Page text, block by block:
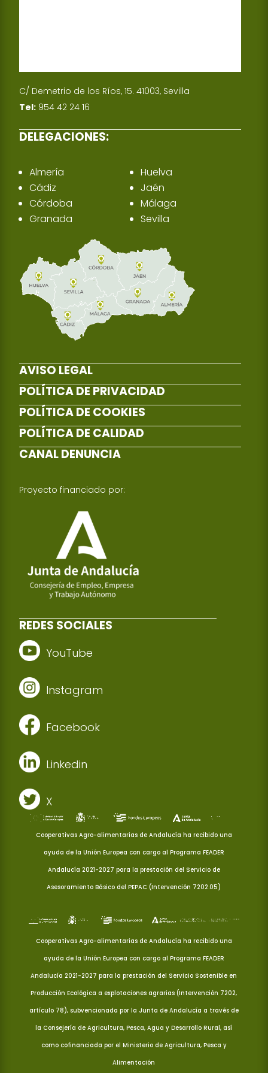
C/ Demetrio de los Ríos, 15. 41003, Sevilla
Tel: 954 42 24 16
DELEGACIONES:
Almería
Cádiz
Córdoba
Granada
Huelva
Jaén
Málaga
Sevilla
AVISO LEGAL
POLÍTICA DE PRIVACIDAD
POLÍTICA DE COOKIES
POLÍTICA DE CALIDAD
CANAL DENUNCIA
Proyecto financiado por:
REDES SOCIALES
YouTube
Instagram
Facebook
Linkedin
X
Cooperativas Agro-alimentarias de Andalucía ha recibido una
ayuda de la Unión Europea con cargo al Programa FEADER
Andalucía 2021-2027 para la prestación del Servicio de
Asesoramiento Básico del PEPAC (Intervención 7202.05)
Cooperativas Agro-alimentarias de Andalucía ha recibido una
ayuda de la Unión Europea con cargo al Programa FEADER
Andalucía 2021-2027 para la prestación del Servicio Sostenible en
Producción Ecológica a explotaciones agrarias (Intervención 7202,
artículo 78), subvencionada por la Junta de Andalucía a través de
la Consejería de Agricultura, Pesca, Agua y Desarrollo Rural, así
como cofinanciada por el Ministerio de Agricultura, Pesca y
Alimentación